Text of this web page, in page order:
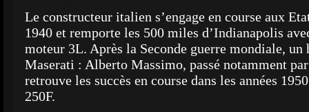
Le constructeur italien s’engage en course aux
1940 et remporte les 500 miles d’Indianapolis
moteur 3L. Après la Seconde guerre mondiale, un
Maserati : Alberto Massimo, passé notamment
retrouve les succès en course dans les années
250F.